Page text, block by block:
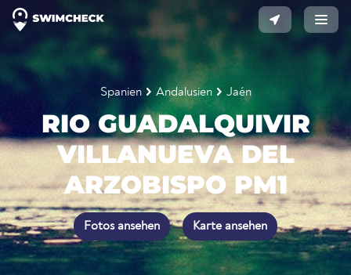
Spanien Andalusien Jaén
RIO GUADALQUIVIR
VILLANUEVA DEL
ARZOBISPO PM1
Fotos ansehen Karte ansehen